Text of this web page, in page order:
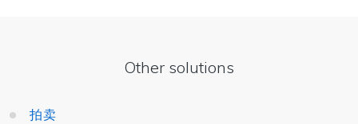
Other solutions
拍卖